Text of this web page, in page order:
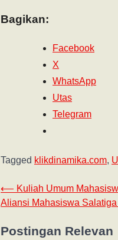
Bagikan:
Facebook
X
WhatsApp
Utas
Telegram
Tagged klikdinamika.com,
⟵ Kuliah Umum
Aliansi Mahasiswa
Postingan Relevan